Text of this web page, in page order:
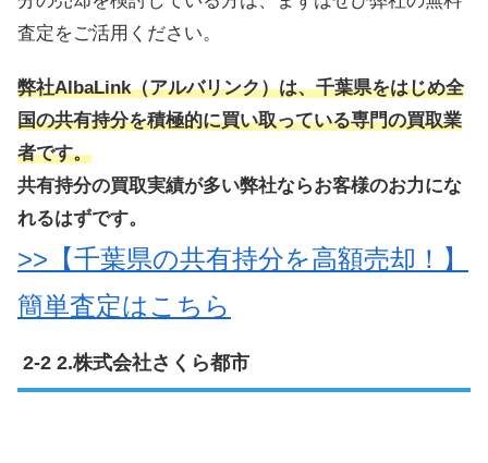
査定をご活用ください。
弊社AlbaLink（アルバリンク）は、千葉県をはじめ全
国の共有持分を積極的に買い取っている専門の買取業
者です。
共有持分の買取実績が多い弊社ならお客様のお力にな
れるはずです。
>>【千葉県の共有持分を高額売却！】
簡単査定はこちら
2.株式会社さくら都市